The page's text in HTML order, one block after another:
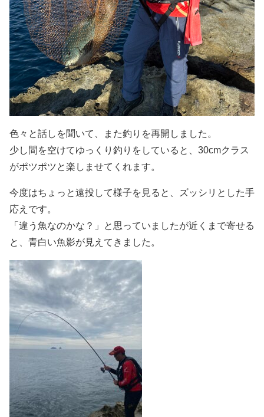
色々と話しを聞いて、また釣りを再開しました。
少し間を空けてゆっくり釣りをしていると、30cmクラス
がポツポツと楽しませてくれます。
今度はちょっと遠投して様子を見ると、ズッシリとした手
応えです。
「違う魚なのかな？」と思っていましたが近くまで寄せる
と、青白い魚影が見えてきました。